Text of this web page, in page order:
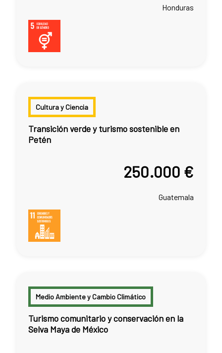
Honduras
Cultura y Ciencia
Transición verde y turismo sostenible en
Petén
250.000 €
Guatemala
Medio Ambiente y Cambio Climático
Turismo comunitario y conservación en la
Selva Maya de México